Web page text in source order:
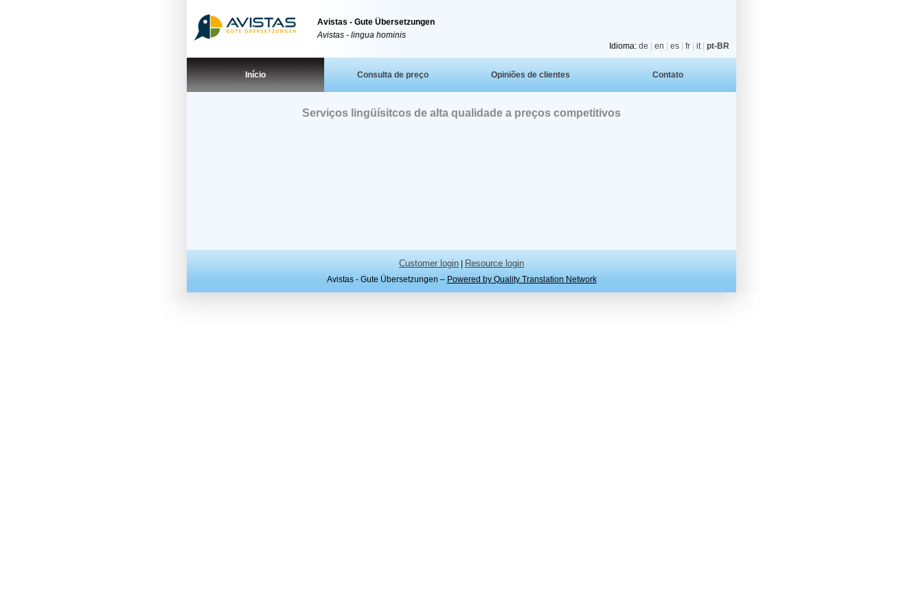
Avistas - Gute Übersetzungen
Avistas - lingua hominis
Idioma: de en es fr it pt-BR
Início Consulta de preço Opiniões de clientes Contato
Serviços lingüísitcos de alta qualidade a preços competitivos
Customer login Resource login
Avistas - Gute Übersetzungen – Powered by Quality Translation Network